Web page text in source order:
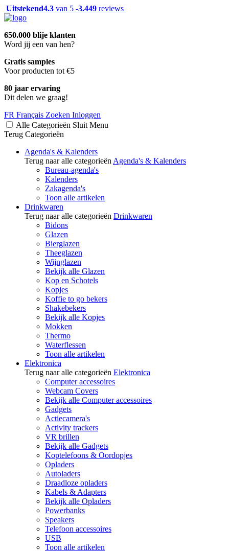
Uitstekend4.3 van 5 -3.449 reviews
650.000 blije klanten
Word jij een van hen?
Gratis samples
Voor producten tot €5
80 jaar ervaring
Dit delen we graag!
FR Français Zoeken Inloggen
Alle Categorieën Sluit Menu
Terug Categorieën
Agenda's & Kalenders
Terug naar alle categorieën Agenda's & Kalenders
Bureau-agenda's
Kalenders
Zakagenda's
Toon alle artikelen
Drinkwaren
Terug naar alle categorieën Drinkwaren
Bidons
Glazen
Bierglazen
Theeglazen
Wijnglazen
Bekijk alle Glazen
Kop en Schotels
Kopjes
Koffie to go bekers
Shakebekers
Bekijk alle Kopjes
Mokken
Thermo
Waterflessen
Toon alle artikelen
Elektronica
Terug naar alle categorieën Elektronica
Computer accessoires
Webcam Covers
Bekijk alle Computer accessoires
Gadgets
Actiecamera's
Activity trackers
VR brillen
Bekijk alle Gadgets
Koptelefoons & Oordopjes
Opladers
Autoladers
Draadloze opladers
Kabels & Adapters
Bekijk alle Opladers
Powerbanks
Speakers
Telefoon accessoires
USB
Toon alle artikelen